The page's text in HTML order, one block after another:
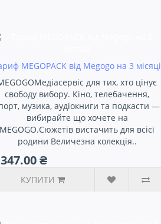
MEGOPACK від Megogo на 3 місяці
для тих, хто цінує
свободу вибору. Кіно, телебачення,
музика, аудіокниги та подкасти —
вибирайте що хочете на
MEGOGO.Сюжетів вистачить для всієї
родини Величезна колекція..
₴
КУПИТИ